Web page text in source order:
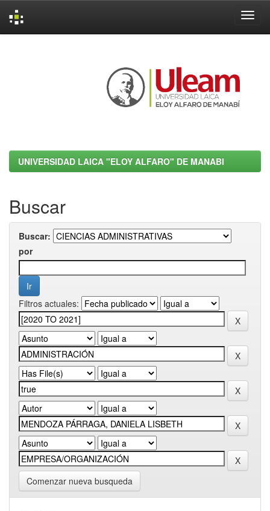
UNIVERSIDAD LAICA "ELOY ALFARO" DE MANABI
Buscar
Buscar:
por
Filtros actuales:
Comenzar nueva busqueda